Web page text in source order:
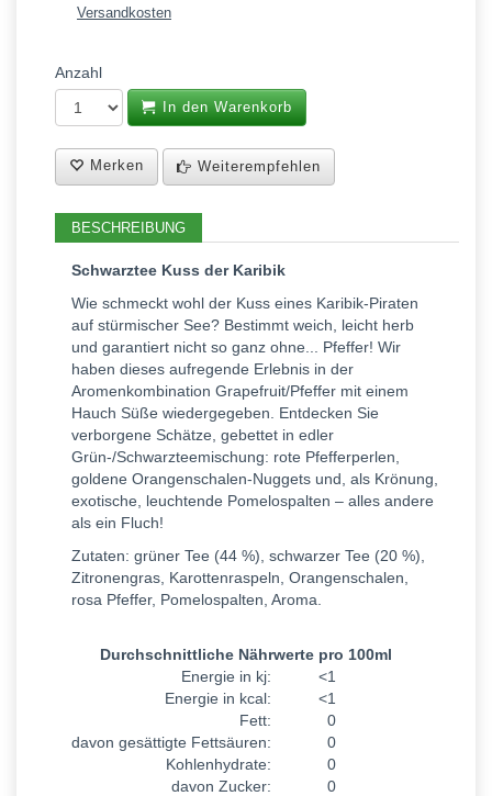
Versandkosten
Anzahl
In den Warenkorb
Merken Weiterempfehlen
BESCHREIBUNG
Schwarztee Kuss der Karibik
Wie schmeckt wohl der Kuss eines Karibik-Piraten
auf stürmischer See? Bestimmt weich, leicht herb
und garantiert nicht so ganz ohne... Pfeffer! Wir
haben dieses aufregende Erlebnis in der
Aromenkombination Grapefruit/Pfeffer mit einem
Hauch Süße wiedergegeben. Entdecken Sie
verborgene Schätze, gebettet in edler
Grün-/Schwarzteemischung: rote Pfefferperlen,
goldene Orangenschalen-Nuggets und, als Krönung,
exotische, leuchtende Pomelospalten – alles andere
als ein Fluch!
Zutaten: grüner Tee (44 %), schwarzer Tee (20 %),
Zitronengras, Karottenraspeln, Orangenschalen,
rosa Pfeffer, Pomelospalten, Aroma.
Durchschnittliche Nährwerte pro 100ml
Energie in kj:
<1
Energie in kcal:
<1
Fett:
0
davon gesättigte Fettsäuren:
0
Kohlenhydrate:
0
davon Zucker:
0